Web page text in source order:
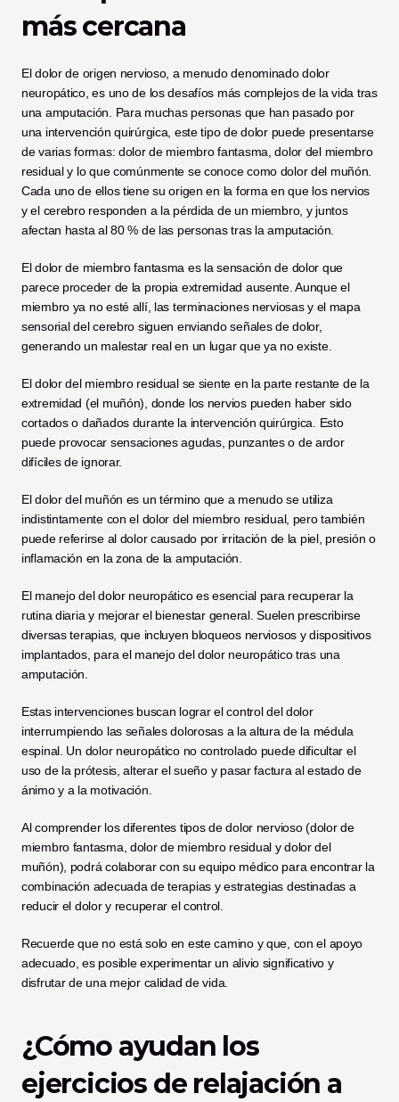
más cercana
El dolor de origen nervioso, a menudo denominado dolor
neuropático, es uno de los desafíos más complejos de la vida tras
una amputación. Para muchas personas que han pasado por
una intervención quirúrgica, este tipo de dolor puede presentarse
de varias formas: dolor de miembro fantasma, dolor del miembro
residual y lo que comúnmente se conoce como dolor del muñón.
Cada uno de ellos tiene su origen en la forma en que los nervios
y el cerebro responden a la pérdida de un miembro, y juntos
afectan hasta al 80 % de las personas tras la amputación.
El dolor de miembro fantasma es la sensación de dolor que
parece proceder de la propia extremidad ausente. Aunque el
miembro ya no esté allí, las terminaciones nerviosas y el mapa
sensorial del cerebro siguen enviando señales de dolor,
generando un malestar real en un lugar que ya no existe.
El dolor del miembro residual se siente en la parte restante de la
extremidad (el muñón), donde los nervios pueden haber sido
cortados o dañados durante la intervención quirúrgica. Esto
puede provocar sensaciones agudas, punzantes o de ardor
difíciles de ignorar.
El dolor del muñón es un término que a menudo se utiliza
indistintamente con el dolor del miembro residual, pero también
puede referirse al dolor causado por irritación de la piel, presión o
inflamación en la zona de la amputación.
El manejo del dolor neuropático es esencial para recuperar la
rutina diaria y mejorar el bienestar general. Suelen prescribirse
diversas terapias, que incluyen bloqueos nerviosos y dispositivos
implantados, para el manejo del dolor neuropático tras una
amputación.
Estas intervenciones buscan lograr el control del dolor
interrumpiendo las señales dolorosas a la altura de la médula
espinal. Un dolor neuropático no controlado puede dificultar el
uso de la prótesis, alterar el sueño y pasar factura al estado de
ánimo y a la motivación.
Al comprender los diferentes tipos de dolor nervioso (dolor de
miembro fantasma, dolor de miembro residual y dolor del
muñón), podrá colaborar con su equipo médico para encontrar la
combinación adecuada de terapias y estrategias destinadas a
reducir el dolor y recuperar el control.
Recuerde que no está solo en este camino y que, con el apoyo
adecuado, es posible experimentar un alivio significativo y
disfrutar de una mejor calidad de vida.
¿Cómo ayudan los
ejercicios de relajación a